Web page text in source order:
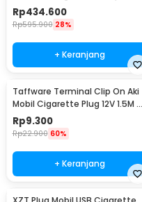
Charger 12V/24V - AJ-618A
Rp434.600
Rp595.900 28%
+ Keranjang
Taffware Terminal Clip On Aki
Mobil Cigarette Plug 12V 1.5M -
A3381
Rp9.300
Rp22.900 60%
+ Keranjang